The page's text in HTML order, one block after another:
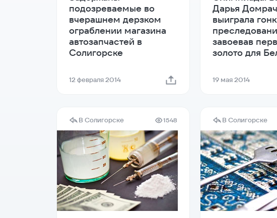
подозреваемые во
вчерашнем дерзком
ограблении магазина
автозапчастей в
Солигорске
12 февраля 2014
Дарья
выиграла
завоевав
золото для
19 мая 2014
В Солигорске 1548 В Солигорске